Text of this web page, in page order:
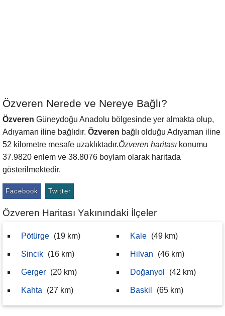
Özveren Nerede ve Nereye Bağlı?
Özveren Güneydoğu Anadolu bölgesinde yer almakta olup,
Adıyaman iline bağlıdır. Özveren bağlı olduğu Adıyaman iline
52 kilometre mesafe uzaklıktadır.Özveren haritası konumu
37.9820 enlem ve 38.8076 boylam olarak haritada
gösterilmektedir.
Facebook Twitter
Özveren Haritası Yakınındaki İlçeler
Pötürge (19 km)
Sincik (16 km)
Gerger (20 km)
Kahta (27 km)
Kale (49 km)
Hilvan (46 km)
Doğanyol (42 km)
Baskil (65 km)